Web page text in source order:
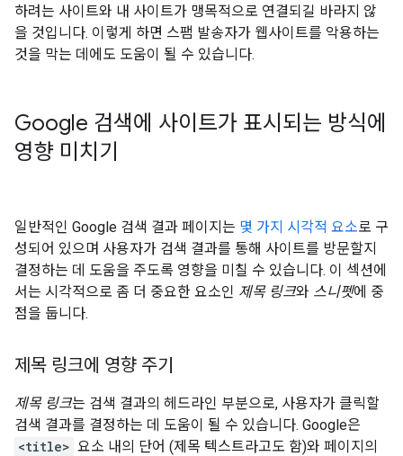
하려는 사이트와 내 사이트가 맹목적으로 연결되길 바라지 않
을 것입니다. 이렇게 하면 스팸 발송자가 웹사이트를 악용하는
것을 막는 데에도 도움이 될 수 있습니다.
Google 검색에 사이트가 표시되는 방식에
영향 미치기
일반적인 Google 검색 결과 페이지는 몇 가지 시각적 요소로 구
성되어 있으며 사용자가 검색 결과를 통해 사이트를 방문할지
결정하는 데 도움을 주도록 영향을 미칠 수 있습니다. 이 섹션에
서는 시각적으로 좀 더 중요한 요소인 제목 링크와 스니펫에 중
점을 둡니다.
제목 링크에 영향 주기
제목 링크는 검색 결과의 헤드라인 부분으로, 사용자가 클릭할
검색 결과를 결정하는 데 도움이 될 수 있습니다. Google은
<title> 요소 내의 단어 (제목 텍스트라고도 함)와 페이지의